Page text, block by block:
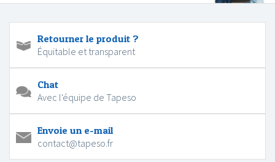
Retourner le produit ?
Équitable et transparent
Chat
Avec l'équipe de Tapeso
Envoie un e-mail
contact@tapeso.fr